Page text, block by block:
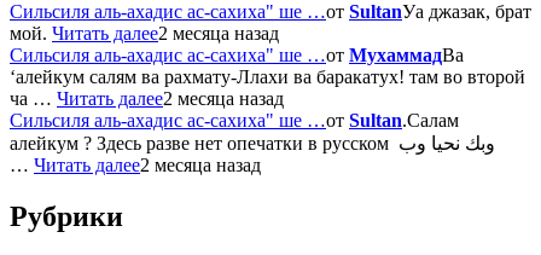
Сильсиля аль-ахадис ас-сахиха" ше …от SultanУа джазак, брат
мой. Читать далее2 месяца назад
Сильсиля аль-ахадис ас-сахиха" ше …от МухаммадВа
‘алейкум салям ва рахмату-Ллахи ва баракатух! там во второй
ча … Читать далее2 месяца назад
Сильсиля аль-ахадис ас-сахиха" ше …от Sultan.Салам
алейкум ? Здесь разве нет опечатки в русском وبك نحيا وب
… Читать далее2 месяца назад
Рубрики